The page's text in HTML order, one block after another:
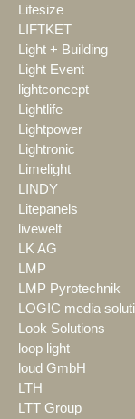
Lifesize
LIFTKET
Light + Building
Light Event
lightconcept
Lightlife
Lightpower
Lightronic
Limelight
LINDY
Litepanels
livewelt
LK AG
LMP
LMP Pyrotechnik
LOGIC media
Look Solutions
loop light
loud GmbH
LTH
LTT Group